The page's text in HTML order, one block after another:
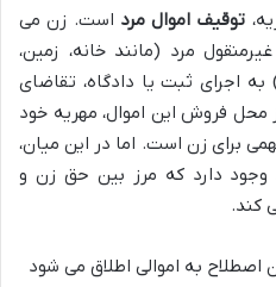
توقیف اموال مرد است. زن می
مرد (مانند خانه، زمین،
اجرای ثبت یا دادگاه، تقاضای
محل فروش این اموال، مهریه خود
برای زن است. اما در این میان،
وجود دارد که مرز بین حق زن و
کند.
اصطلاح به اموالی اطلاق می شود